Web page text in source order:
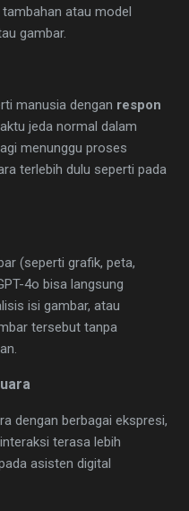
atau model
gambar.
manusia dengan respon
jeda normal dalam
menunggu proses
terlebih dulu seperti pada
(seperti grafik, peta,
4o bisa langsung
isi gambar, atau
tersebut tanpa
dengan berbagai ekspresi,
terasa lebih
asisten digital